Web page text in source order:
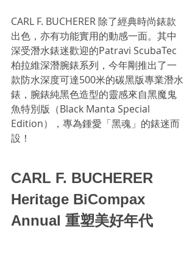
CARL F. BUCHERER 除了經典時尚錶款
出色，亦有功能實用的動感一面。其中
深受潛水錶迷歡迎的Patravi ScubaTec
柏拉維深潛腕錶系列，今年剛推出了一
款防水深度可達500米的碳黑版專業潛水
錶，腕錶純黑色造型的靈感來自黑魔鬼
魚特別版（Black Manta Special
Edition），專為鍾愛「黑魂」的錶迷而
設！
CARL F. BUCHERER
Heritage BiCompax
Annual 重塑美好年代